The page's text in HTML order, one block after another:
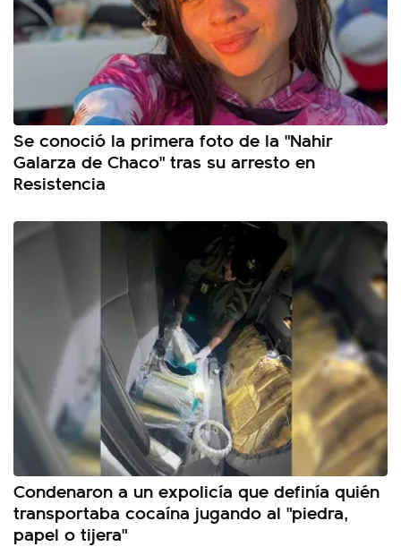
Se conoció la primera foto de la "Nahir
Galarza de Chaco" tras su arresto en
Resistencia
Condenaron a un expolicía que definía quién
transportaba cocaína jugando al "piedra,
papel o tijera"